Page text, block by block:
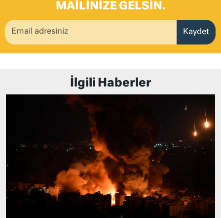
MAILINIZE GELSIN.
Kaydet
İlgili Haberler